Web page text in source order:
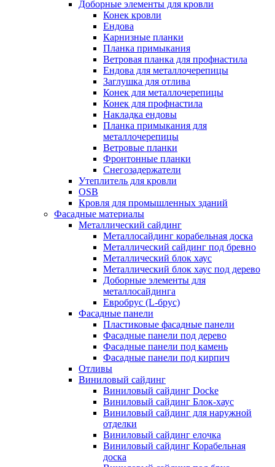
Доборные элементы для кровли
Конек кровли
Ендова
Карнизные планки
Планка примыкания
Ветровая планка для профнастила
Ендова для металлочерепицы
Заглушка для отлива
Конек для металлочерепицы
Конек для профнастила
Накладка ендовы
Планка примыкания для
металлочерепицы
Ветровые планки
Фронтонные планки
Снегозадержатели
Утеплитель для кровли
OSB
Кровля для промышленных зданий
Фасадные материалы
Металлический сайдинг
Металлосайдинг корабельная доска
Металлический сайдинг под бревно
Металлический блок хаус
Металлический блок хаус под дерево
Доборные элементы для
металлосайдинга
Евробрус (L-брус)
Фасадные панели
Пластиковые фасадные панели
Фасадные панели под дерево
Фасадные панели под камень
Фасадные панели под кирпич
Отливы
Виниловый сайдинг
Виниловый сайдинг Docke
Виниловый сайдинг Блок-хаус
Виниловый сайдинг для наружной
отделки
Виниловый сайдинг елочка
Виниловый сайдинг Корабельная
доска